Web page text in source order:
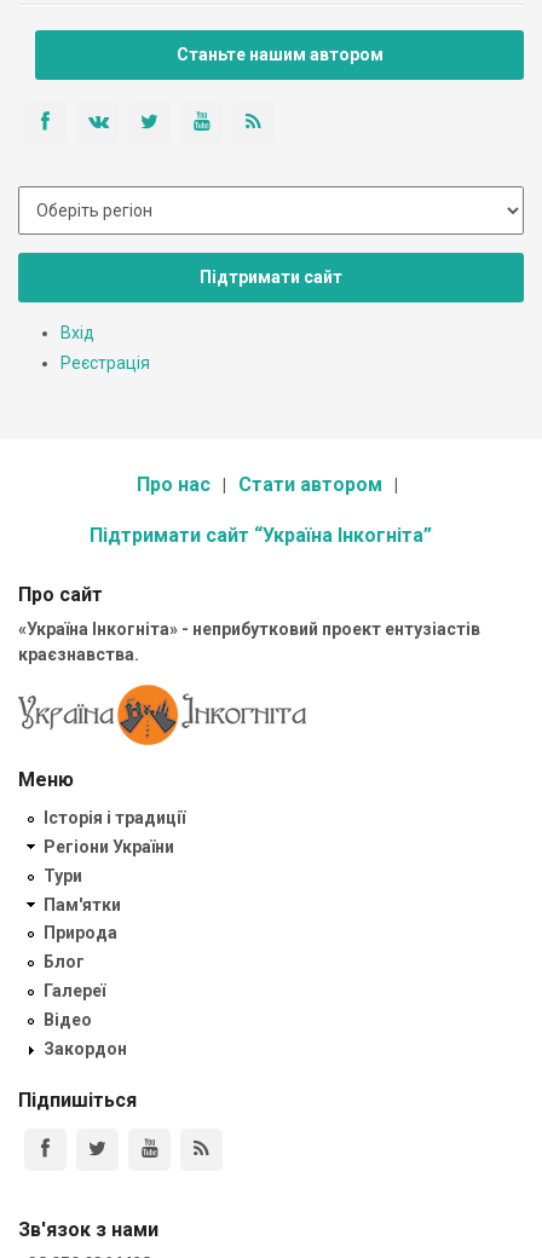
Станьте нашим автором
Підтримати сайт
Вхід
Реєстрація
Про нас Стати автором
Підтримати сайт “Україна Інкогніта”
Про сайт
«Україна Інкогніта» - неприбутковий проект ентузіастів
краєзнавства.
Меню
Історія і традиції
Регіони України
Тури
Пам'ятки
Природа
Блог
Галереї
Відео
Закордон
Підпишіться
Зв'язок з нами